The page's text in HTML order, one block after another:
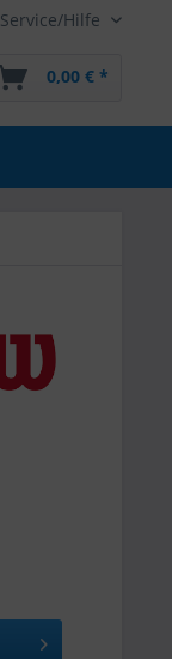
Service/Hilfe
0,00 € *